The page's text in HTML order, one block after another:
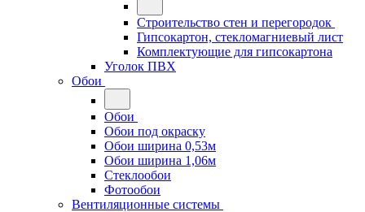
Строительство стен и перегородок
Гипсокартон, стекломагниевый лист
Комплектующие для гипсокартона
Уголок ПВХ
Обои
Обои
Обои под окраску
Обои ширина 0,53м
Обои ширина 1,06м
Стеклообои
Фотообои
Вентиляционные системы